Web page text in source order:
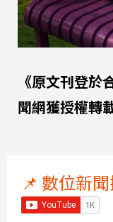
《原文刊登於
聞網獲授權轉
📌 數位新聞